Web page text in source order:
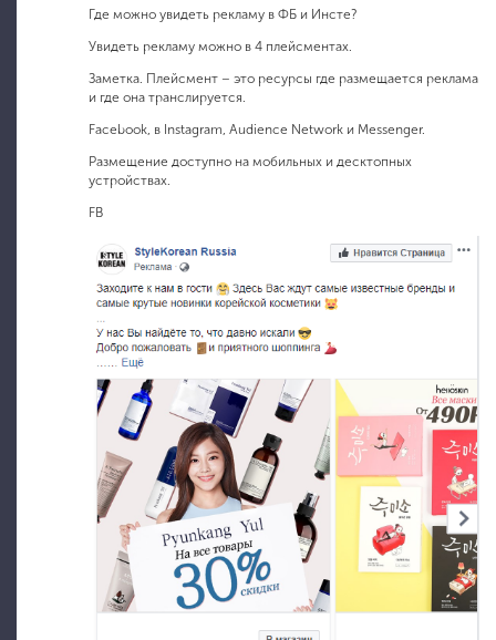
Где можно увидеть рекламу в ФБ и Инсте?
Увидеть рекламу можно в 4 плейсментах.
Заметка. Плейсмент – это ресурсы где размещается реклама
и где она транслируется.
Facebook, в Instagram, Audience Network и Messenger.
Размещение доступно на мобильных и десктопных
устройствах.
FB